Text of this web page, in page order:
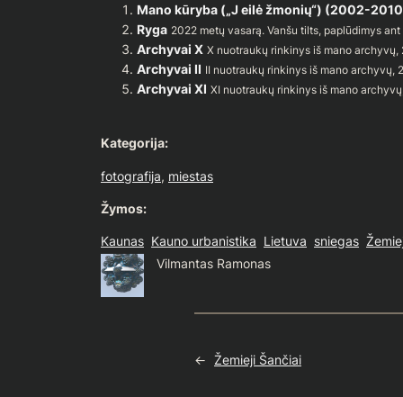
Mano kūryba („J eilė žmonių“) (2002-
Ryga 2022 metų vasarą. Vanšu tilts, paplūdimys
Archyvai X X nuotraukų rinkinys iš mano
Archyvai II II nuotraukų rinkinys iš mano archyvų,
Archyvai XI XI nuotraukų rinkinys iš mano
Kategorija:
fotografija, miestas
Žymos:
Kaunas Kauno urbanistika Lietuva sniegas
Vilmantas Ramonas
← Žemieji Šančiai